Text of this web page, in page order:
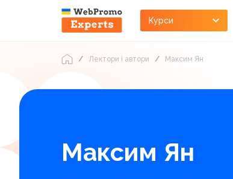
Курси
Лектори і автори Максим Ян
Максим Ян